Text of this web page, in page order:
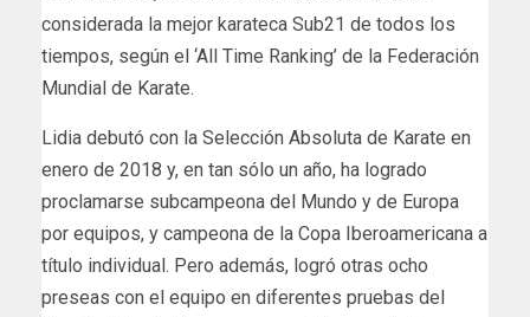
considerada la mejor karateca Sub21 de todos los
tiempos, según el ‘All Time Ranking’ de la Federación
Mundial de Karate.
Lidia debutó con la Selección Absoluta de Karate en
enero de 2018 y, en tan sólo un año, ha logrado
proclamarse subcampeona del Mundo y de Europa
por equipos, y campeona de la Copa Iberoamericana a
título individual. Pero además, logró otras ocho
preseas con el equipo en diferentes pruebas del